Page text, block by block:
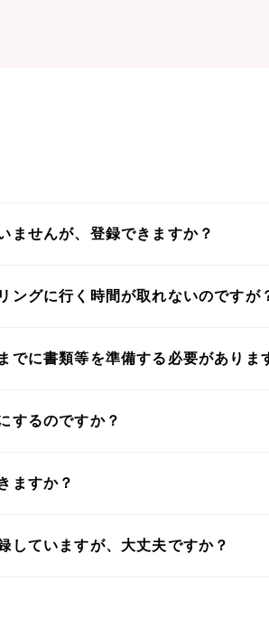
ませんが、登録できますか？
ングに行く時間が取れないのですが
でに書類等を準備する必要がありま
するのですか？
ますか？
していますが、大丈夫ですか？